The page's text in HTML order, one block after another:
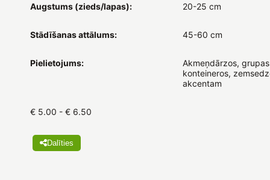
Augstums (zieds/lapas): 20-25 cm
Stādīšanas attālums: 45-60 cm
Pielietojums:
Akmeņdārzos,
konteineros,
akcentam
€ 5.00 - € 6.50
Dalīties